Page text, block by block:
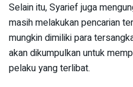
Selain itu, Syarief juga
masih melakukan pencarian
mungkin dimiliki para
akan dikumpulkan untuk
pelaku yang terlibat.